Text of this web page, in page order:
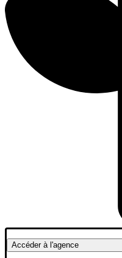
Accéderà l'agence